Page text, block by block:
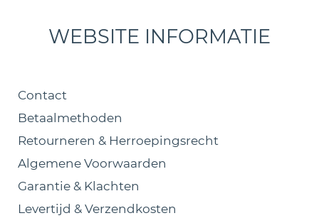
WEBSITE INFORMATIE
Contact
Betaalmethoden
Retourneren & Herroepingsrecht
Algemene Voorwaarden
Garantie & Klachten
Levertijd & Verzendkosten